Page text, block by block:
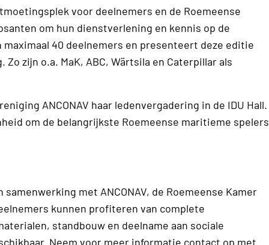
voor deelnemers en de Roemeense
om hun dienstverlening en kennis op de
40 deelnemers en presenteert deze editie
zijn o.a. MaK, ABC, Wärtsila en Caterpillar als
ANCONAV haar ledenvergadering in de IDU Hall.
om de belangrijkste Roemeense maritieme spelers
met ANCONAV, de Roemeense Kamer
kunnen profiteren van complete
standbouw en deelname aan sociale
Neem voor meer informatie contact op met